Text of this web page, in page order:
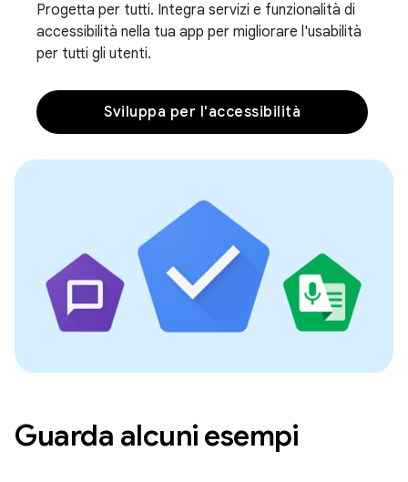
Progetta per tutti. Integra servizi e funzionalità di
accessibilità nella tua app per migliorare l'usabilità
per tutti gli utenti.
Sviluppa per l'accessibilità
Guarda alcuni esempi